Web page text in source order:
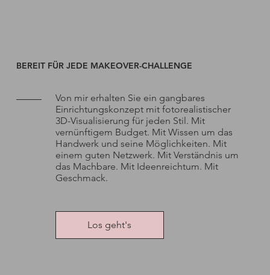
Los geht's
Von mir erhalten Sie ein gangbares
Einrichtungskonzept mit fotorealistischer
3D-Visualisierung für jeden Stil. Mit
vernünftigem Budget. Mit Wissen um das
Handwerk und seine Möglichkeiten. Mit
einem guten Netzwerk. Mit Verständnis um
das Machbare. Mit Ideenreichtum. Mit
Geschmack.
BEREIT FÜR JEDE MAKEOVER-CHALLENGE